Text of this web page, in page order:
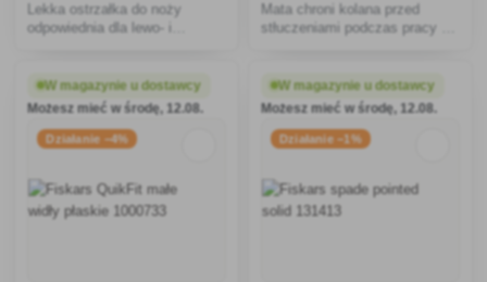
Lekka ostrzałka do noży
odpowiednia dla lewo- i
ostrzącymi, która jest łatwa w
użyciu i nie ślizga się po stole.
Mata chroni kolana przed
stłuczeniami podczas pracy w
W magazynie u dostawcy
Możesz mieć w środę, 12.08.
Działanie −4%
W magazynie u dostawcy
Możesz mieć w środę, 12.08.
Działanie −1%